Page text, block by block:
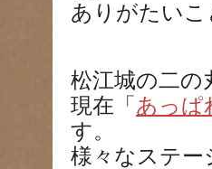
ありがたいこ
松江城の二の
現在「 あっぱ
す。
様々なステー